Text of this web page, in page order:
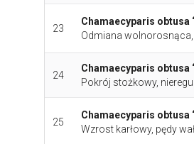
23
Chamaecyparis obtusa
Odmiana
24
Chamaecyparis obtusa
Pokrój stożkowy,
25
Chamaecyparis obtusa
Wzrost karłowy, pędy